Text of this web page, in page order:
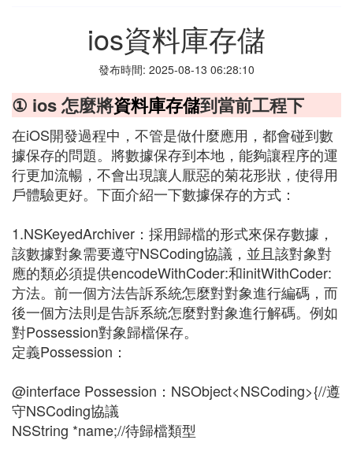
ios資料庫存儲
發布時間: 2025-08-13 06:28:10
① ios 怎麼將資料庫存儲到當前工程下
在iOS開發過程中，不管是做什麼應用，都會碰到數
據保存的問題。將數據保存到本地，能夠讓程序的運
行更加流暢，不會出現讓人厭惡的菊花形狀，使得用
戶體驗更好。下面介紹一下數據保存的方式：
1.NSKeyedArchiver：採用歸檔的形式來保存數據，
該數據對象需要遵守NSCoding協議，並且該對象對
應的類必須提供encodeWithCoder:和initWithCoder:
方法。前一個方法告訴系統怎麼對對象進行編碼，而
後一個方法則是告訴系統怎麼對對象進行解碼。例如
對Possession對象歸檔保存。
定義Possession：
@interface Possession：NSObject<NSCoding>{//遵
守NSCoding協議
NSString *name;//待歸檔類型